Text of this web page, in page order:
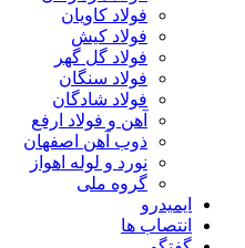
فولاد کاویان
فولاد کیش
فولاد گل گهر
فولاد سنگان
فولاد شادگان
آهن و فولاد ارفع
ذوب آهن اصفهان
نورد و لوله اهواز
گروه ملی
ایمیدرو
انتصاب ها